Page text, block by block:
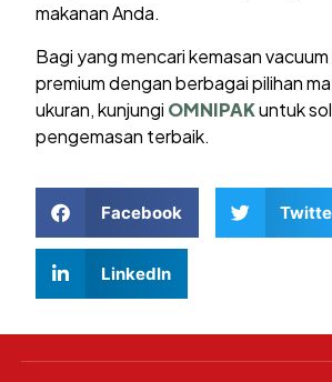
makanan Anda.
Bagi yang mencari kemasan
premium dengan berbagai pilihan
ukuran, kunjungi OMNIPAKuntuk
pengemasan terbaik.
Facebook
LinkedIn